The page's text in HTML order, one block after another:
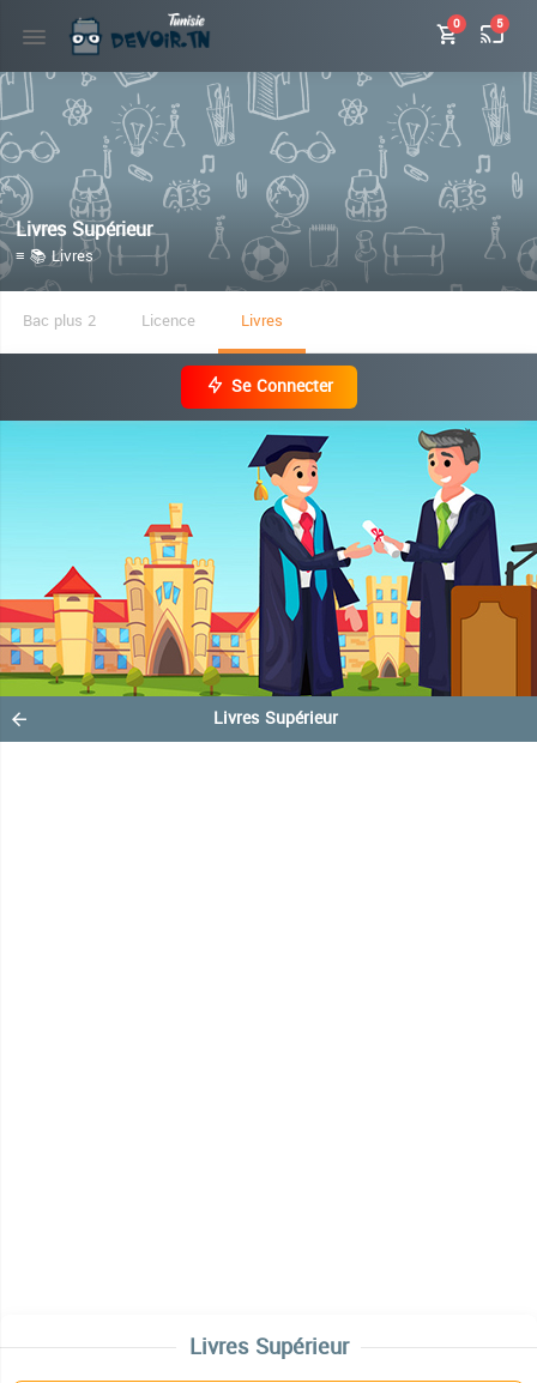
0 5
Livres Supérieur
≡ 📚 Livres
Bac plus 2 Licence Livres
Se Connecter
Livres Supérieur
Livres Supérieur